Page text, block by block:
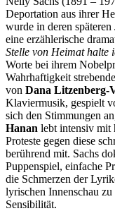
Deportation aus ihrer
wurde in deren
eine erzählerische
Stelle von Heimat halte
Worte bei ihrem
Wahrhaftigkeit
von Dana Litzenberg-
Klaviermusik, gespielt
sich den Stimmungen
Hanan lebt intensiv mit
Proteste gegen diese
berührend mit. Sachs
Puppenspiel, einfache
die Schmerzen der
lyrischen Innenschau
Sensibilität.